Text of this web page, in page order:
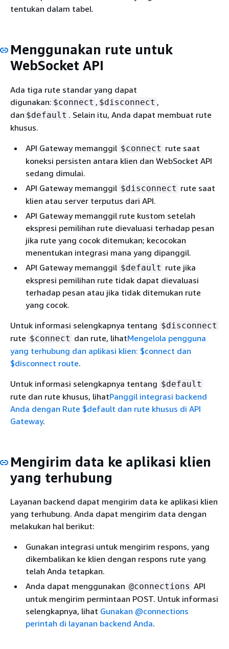
tentukan dalam tabel.
Menggunakan rute untuk
WebSocket API
Ada tiga rute standar yang dapat
digunakan: $connect , $disconnect ,
dan $default . Selain itu, Anda dapat membuat rute
khusus.
API Gateway memanggil $connect rute saat
koneksi persisten antara klien dan WebSocket API
sedang dimulai.
API Gateway memanggil $disconnect rute saat
klien atau server terputus dari API.
API Gateway memanggil rute kustom setelah
ekspresi pemilihan rute dievaluasi terhadap pesan
jika rute yang cocok ditemukan; kecocokan
menentukan integrasi mana yang dipanggil.
API Gateway memanggil $default rute jika
ekspresi pemilihan rute tidak dapat dievaluasi
terhadap pesan atau jika tidak ditemukan rute
yang cocok.
Untuk informasi selengkapnya tentang $disconnect
rute $connect dan rute, lihatMengelola pengguna
yang terhubung dan aplikasi klien: $connect dan
$disconnect route.
Untuk informasi selengkapnya tentang $default
rute dan rute khusus, lihatPanggil integrasi backend
Anda dengan Rute $default dan rute khusus di API
Gateway.
Mengirim data ke aplikasi klien
yang terhubung
Layanan backend dapat mengirim data ke aplikasi klien
yang terhubung. Anda dapat mengirim data dengan
melakukan hal berikut:
Gunakan integrasi untuk mengirim respons, yang
dikembalikan ke klien dengan respons rute yang
telah Anda tetapkan.
Anda dapat menggunakan @connections API
untuk mengirim permintaan POST. Untuk informasi
selengkapnya, lihat Gunakan @connections
perintah di layanan backend Anda.